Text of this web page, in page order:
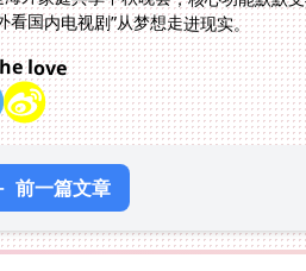
看国内电视剧”从梦想走进现实。
love
前一篇文章